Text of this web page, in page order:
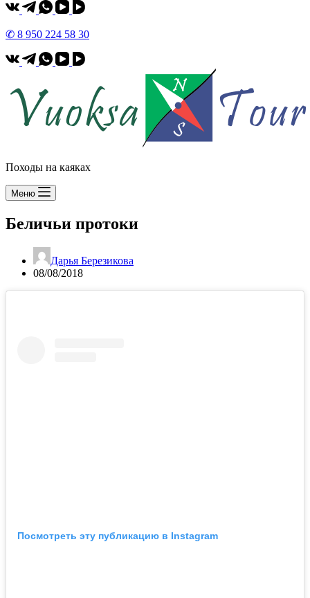
✆ 8 950 224 58 30
Походы на каяках
Меню
Беличьи протоки
Дарья Березикова
08/08/2018
Посмотреть эту публикацию в Instagram